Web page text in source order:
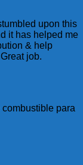
upon this
it has helped me
& help
job.
para